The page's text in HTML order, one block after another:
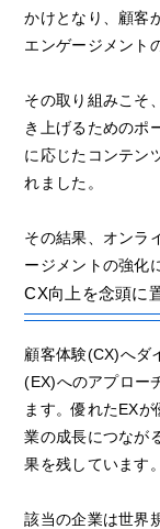
かけとなり、顧客
エンゲージメント
その取り組みこそ
き上げるためのポ
に応じたコンテン
れました。
その結果、オンラ
ージメントの強化
CX向上を念頭に
顧客体験(CX)へダ
(EX)へのアプロー
ます。優れたEX
業の成長につなが
果を残しています。
該当の企業は世界